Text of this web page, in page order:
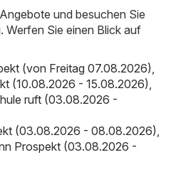
und besuchen Sie
Werfen Sie einen Blick auf
(von Freitag 07.08.2026),
(10.08.2026 - 15.08.2026),
ruft (03.08.2026 -
(03.08.2026 - 08.08.2026),
Prospekt (03.08.2026 -